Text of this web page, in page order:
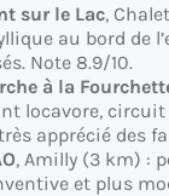
sur le Lac,
au bord de
Note 8.9/10.
à la
locavore,
apprécié des
, Amilly (3 km) :
et plus